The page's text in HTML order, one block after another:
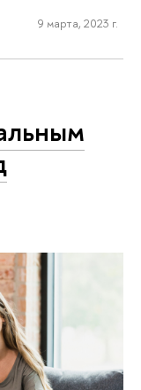
9 марта, 2023 г.